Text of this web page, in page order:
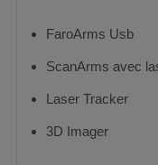
FaroArms Usb
ScanArms avec
Laser Tracker
3D Imager